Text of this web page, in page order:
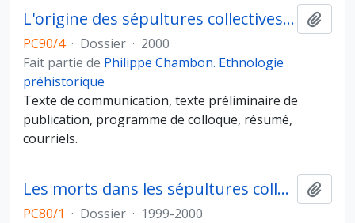
L'origine des sépultures collectives : le cas de la Catalogne
PC90/4 · Dossier · 2000
Fait partie de Philippe Chambon. Ethnologie
préhistorique
Texte de communication, texte préliminaire de
publication, programme de colloque, résumé,
courriels.
Les morts dans les sépultures collectives néolithiques en France : du cadavre aux restes ultimes
PC80/1 · Dossier · 1999-2000